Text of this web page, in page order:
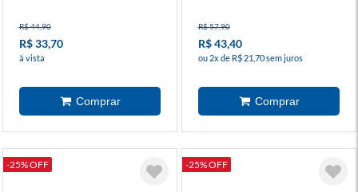
R$ 44,90
R$ 33,70
à vista
R$ 57,90
R$ 43,40
ou 2x de R$ 21,70 sem juros
-25% OFF -25% OFF